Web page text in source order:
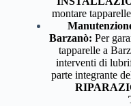
montare
Barzanò: Per
tapparelle a
interventi di
parte integrante